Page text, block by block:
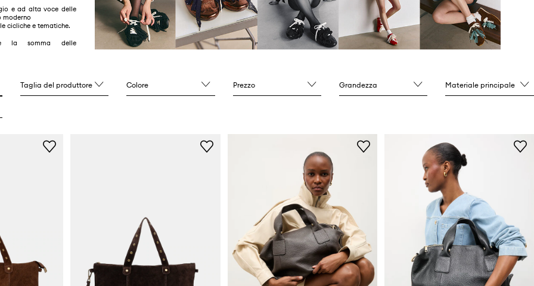
e ad alta voce delle
moderno
cicliche e tematiche.
è la somma delle
Taglia del produttore Colore Prezzo Grandezza Materiale principale